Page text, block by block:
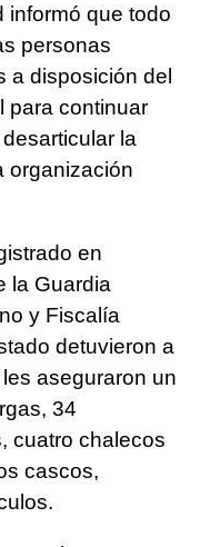
informó que todo
personas
a disposición del
para continuar
la
organización
en
la Guardia
y Fiscalía
detuvieron a
aseguraron un
34
cuatro chalecos
cascos,